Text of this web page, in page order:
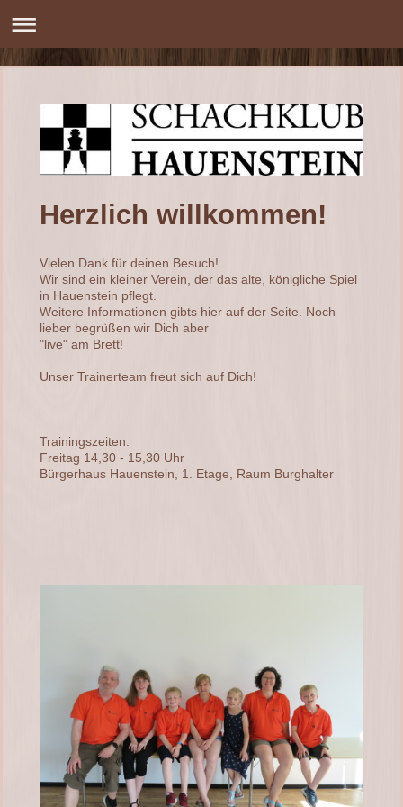
Herzlich willkommen!
Vielen Dank für deinen Besuch!
Wir sind ein kleiner Verein, der das alte, königliche Spiel
in Hauenstein pflegt.
Weitere Informationen gibts hier auf der Seite. Noch
lieber begrüßen wir Dich aber
"live" am Brett!
Unser Trainerteam freut sich auf Dich!
Trainingszeiten:
Freitag 14,30 - 15,30 Uhr
Bürgerhaus Hauenstein, 1. Etage, Raum Burghalter